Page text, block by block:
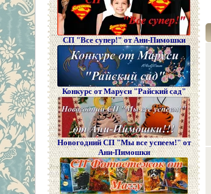
СП "Все супер!" от Ани-Пимошки
Конкурс от Маруси "Райский сад"
Новогодний СП "Мы все успеем!" от
Ани-Пимошки